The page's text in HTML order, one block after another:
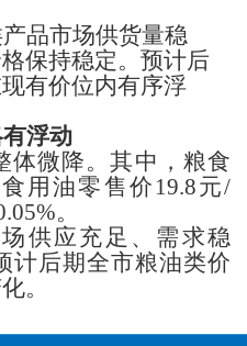
品市场供货量稳
保持稳定。 预计后
有价位内有序浮
浮动
体微降。其中， 粮食
食用油零售价 19.8元/
。
供应充足、 需求稳
计后期全市粮油类价
。